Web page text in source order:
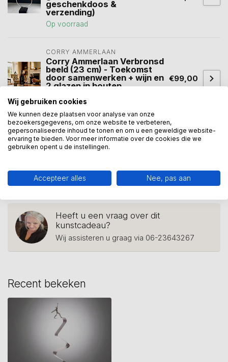
geschenkdoos &
verzending)
Op voorraad
CORRY AMMERLAAN
Corry Ammerlaan Verbronsd
beeld (23 cm) - Toekomst
door samenwerken + wijn en
2 glazen in houten
Op voorraad
€99,00
Beeld succes(10) geslaagd(15) mijlpaal(2)
relatiegeschenk
Heeft u een vraag over dit
kunstcadeau?
Wij assisteren u graag via 06-23643267
Recent bekeken
Wij gebruiken cookies
We kunnen deze plaatsen voor analyse van onze
bezoekersgegevens, om onze website te verbeteren,
gepersonaliseerde inhoud te tonen en om u een geweldige website-
ervaring te bieden. Voor meer informatie over de cookies die we
gebruiken opent u de instellingen.
Accepteer alles Nee, pas aan